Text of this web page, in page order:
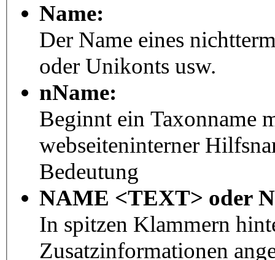
Name:
Der Name eines
oder Unikonts usw.
nName:
Beginnt ein Taxonname
webseiteninterner
Bedeutung
NAME <TEXT> oder
In spitzen Klammern
Zusatzinformationen